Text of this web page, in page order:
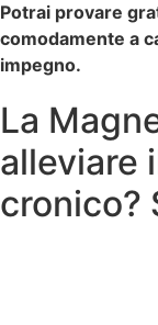
Potrai provare
comodamente a
impegno.
La
alleviare
cronico?